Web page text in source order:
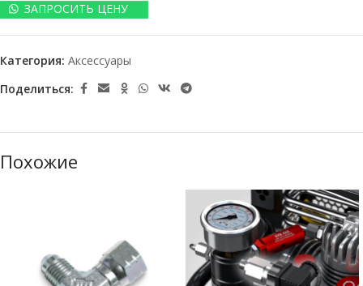
ЗАПРОСИТЬ ЦЕНУ
Категория: Аксессуары
Поделиться:
Похожие